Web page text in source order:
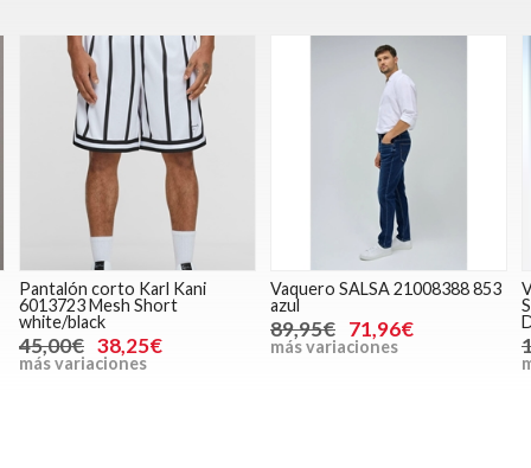
Pantalón corto Karl Kani
6013723 Mesh Short
white/black
45,00€ 38,25€
más variaciones
Vaquero SALSA 21008388 853
azul
89,95€ 71,96€
más variaciones